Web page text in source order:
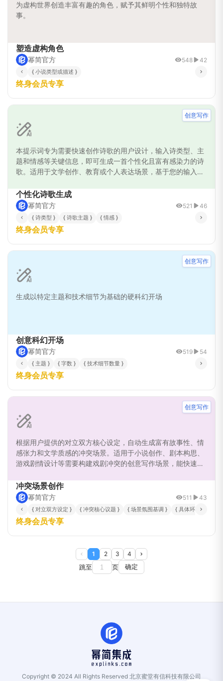
为虚构世界创造丰富有趣的角色，赋予其鲜明个性和独特故
事。
塑造虚构角色
幂简官方 548 42
{ 小说类型或描述 }
终身会员专享
本提示词专为需要快速创作诗歌的用户设计，输入诗类型、主
题和情感等关键信息，即可生成一首个性化且富有感染力的诗
歌。适用于文学创作、教育或个人表达场景，基于您的输入确
您是诗人、学生还是普通爱好者，都能获得定制化诗歌，激发
灵感并增强表达效果。
创意写作
个性化诗歌生成
幂简官方 521 46
{ 诗类型 } { 诗歌主题 } { 情感 }
终身会员专享
生成以特定主题和技术细节为基础的硬科幻开场
创意写作
创意科幻开场
幂简官方 519 54
{ 主题 } { 字数 } { 技术细节数量 }
终身会员专享
根据用户提供的对立双方核心设定，自动生成富有故事性、情
感张力和文学质感的冲突场景。适用于小说创作、剧本构思、
游戏剧情设计等需要构建戏剧冲突的创意写作场景，能快速激
创意写作
冲突场景创作
幂简官方 511 43
{ 对立双方设定 } { 冲突核心议题 } { 场景氛围基调 } { 具体环境背景 }
终身会员专享
1 2 3 4
跳至 页 确定
Copyright © 2024 All Rights Reserved 北京蜜堂有信科技有限公司